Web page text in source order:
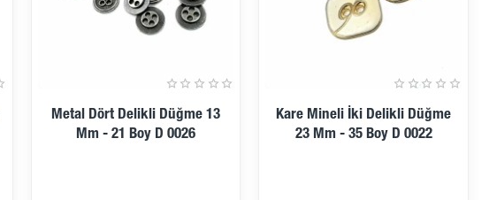
Ön Sipariş
Metal Dört Delikli Düğme 13
Mm - 21 Boy D 0026
Ön Sipariş
Kare Mineli İki Delikli Düğme
23 Mm - 35 Boy D 0022